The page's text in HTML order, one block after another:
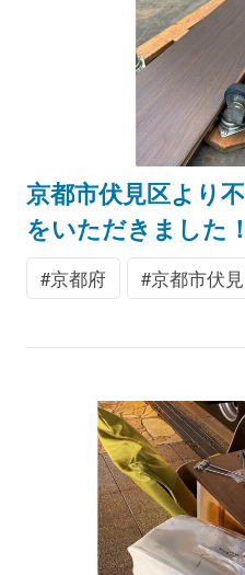
京都市伏見区より
をいただきました！
京都府 京都市伏